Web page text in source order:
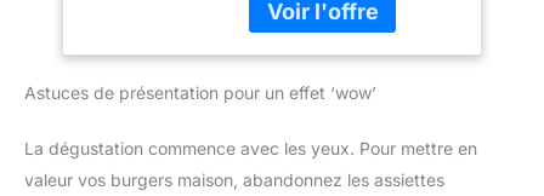
système astucieux qui
zéro pour chaque nouvel
plus besoin de changer
de récipient ou de tout
grilling, la baking, la
roasting ou le sautéing,
pinceau patisserie
conservent leur qualité et
tâches culinaires Precision
Control for Healthier
Les brosses à poils en
la chaleur jusqu'à
pas, ne se déforme pas,
ne se décolore pas et ne
Astuces de présentation pour un effet ‘wow’
La dégustation commence avec les yeux. Pour mettre en
valeur vos burgers maison, abandonnez les assiettes